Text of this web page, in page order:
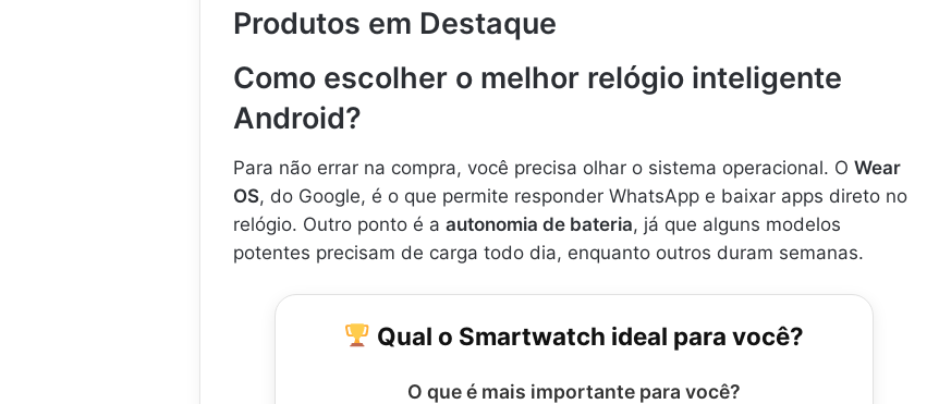
Produtos em Destaque
Como escolher o melhor relógio inteligente
Android?
Para não errar na compra, você precisa olhar o sistema operacional. O Wear
OS, do Google, é o que permite responder WhatsApp e baixar apps direto no
relógio. Outro ponto é a autonomia de bateria, já que alguns modelos
potentes precisam de carga todo dia, enquanto outros duram semanas.
Qual o Smartwatch ideal para você?
O que é mais importante para você?